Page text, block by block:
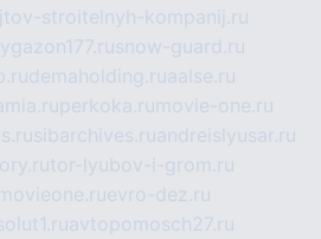
stroitelnyh-kompanij.ru
snow-guard.ru
demaholding.ruaalse.ru
perkoka.ru movie-one.ru
sibarchives.ruandreislyusar.ru
tor-lyubov-i-grom.ru
movieone.ruevro-dez.ru
avtopomosch27.ru